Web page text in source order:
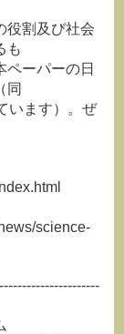
役割及び社会
も
ペーパーの日
同
います）。ぜ
science-